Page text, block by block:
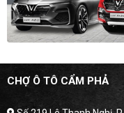
CHỢ Ô TÔ CẨM PHẢ